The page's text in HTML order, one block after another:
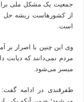
جمعیت یک مشکل ملی برای
از کشورهاست ریشه حل
است.
مردم نمی‌دانند که دیابت
میسر می‌شود.